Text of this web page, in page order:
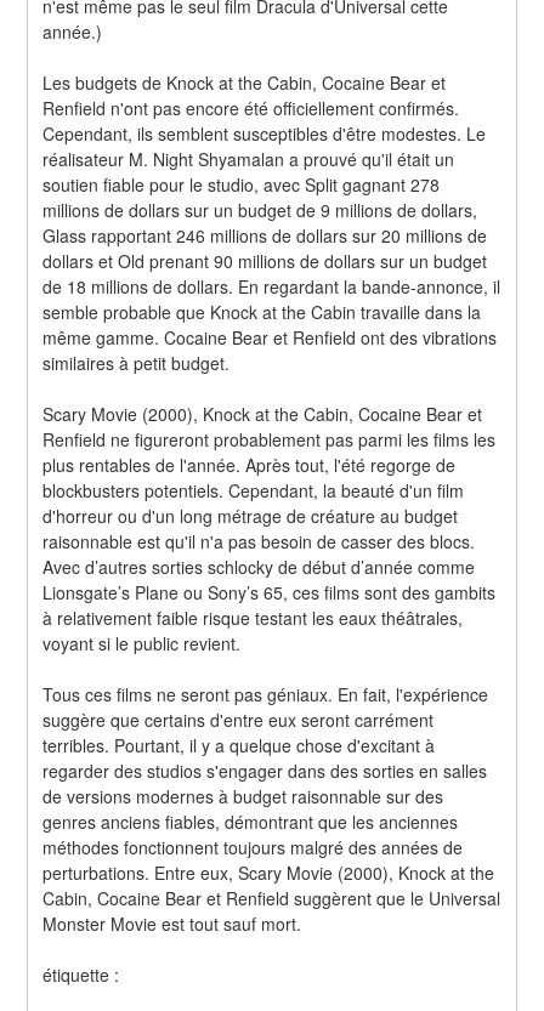
n'est même pas le seul film Dracula d'Universal cette
année.)
Les budgets de Knock at the Cabin, Cocaine Bear et
Renfield n'ont pas encore été officiellement confirmés.
Cependant, ils semblent susceptibles d'être modestes. Le
réalisateur M. Night Shyamalan a prouvé qu'il était un
soutien fiable pour le studio, avec Split gagnant 278
millions de dollars sur un budget de 9 millions de dollars,
Glass rapportant 246 millions de dollars sur 20 millions de
dollars et Old prenant 90 millions de dollars sur un budget
de 18 millions de dollars. En regardant la bande-annonce, il
semble probable que Knock at the Cabin travaille dans la
même gamme. Cocaine Bear et Renfield ont des vibrations
similaires à petit budget.
Scary Movie (2000), Knock at the Cabin, Cocaine Bear et
Renfield ne figureront probablement pas parmi les films les
plus rentables de l'année. Après tout, l'été regorge de
blockbusters potentiels. Cependant, la beauté d'un film
d'horreur ou d'un long métrage de créature au budget
raisonnable est qu'il n'a pas besoin de casser des blocs.
Avec d’autres sorties schlocky de début d’année comme
Lionsgate’s Plane ou Sony’s 65, ces films sont des gambits
à relativement faible risque testant les eaux théâtrales,
voyant si le public revient.
Tous ces films ne seront pas géniaux. En fait, l'expérience
suggère que certains d'entre eux seront carrément
terribles. Pourtant, il y a quelque chose d'excitant à
regarder des studios s'engager dans des sorties en salles
de versions modernes à budget raisonnable sur des
genres anciens fiables, démontrant que les anciennes
méthodes fonctionnent toujours malgré des années de
perturbations. Entre eux, Scary Movie (2000), Knock at the
Cabin, Cocaine Bear et Renfield suggèrent que le Universal
Monster Movie est tout sauf mort.
étiquette :